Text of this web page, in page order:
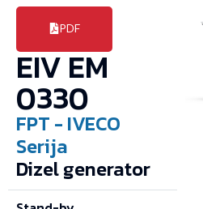
PDF
EIV EM
0330
FPT - IVECO
Serija
Dizel generator